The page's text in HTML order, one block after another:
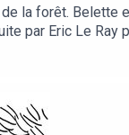
la forêt.
par Eric Le Ray
Riant. Prise de
Lecointre,